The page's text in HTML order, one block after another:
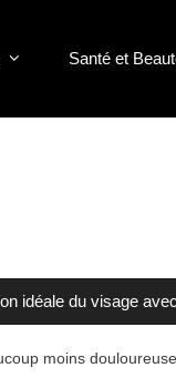
Santé et
idéale du visage
moins